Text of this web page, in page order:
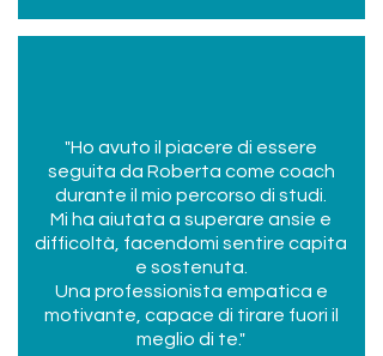
"Ho avuto il piacere di essere
seguita da Roberta come coach
durante il mio percorso di studi.
Mi ha aiutata a superare ansie e
difficoltà, facendomi sentire capita
e sostenuta.
Una professionista empatica e
motivante, capace di tirare fuori il
meglio di te."